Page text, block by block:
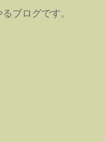
ブログです。